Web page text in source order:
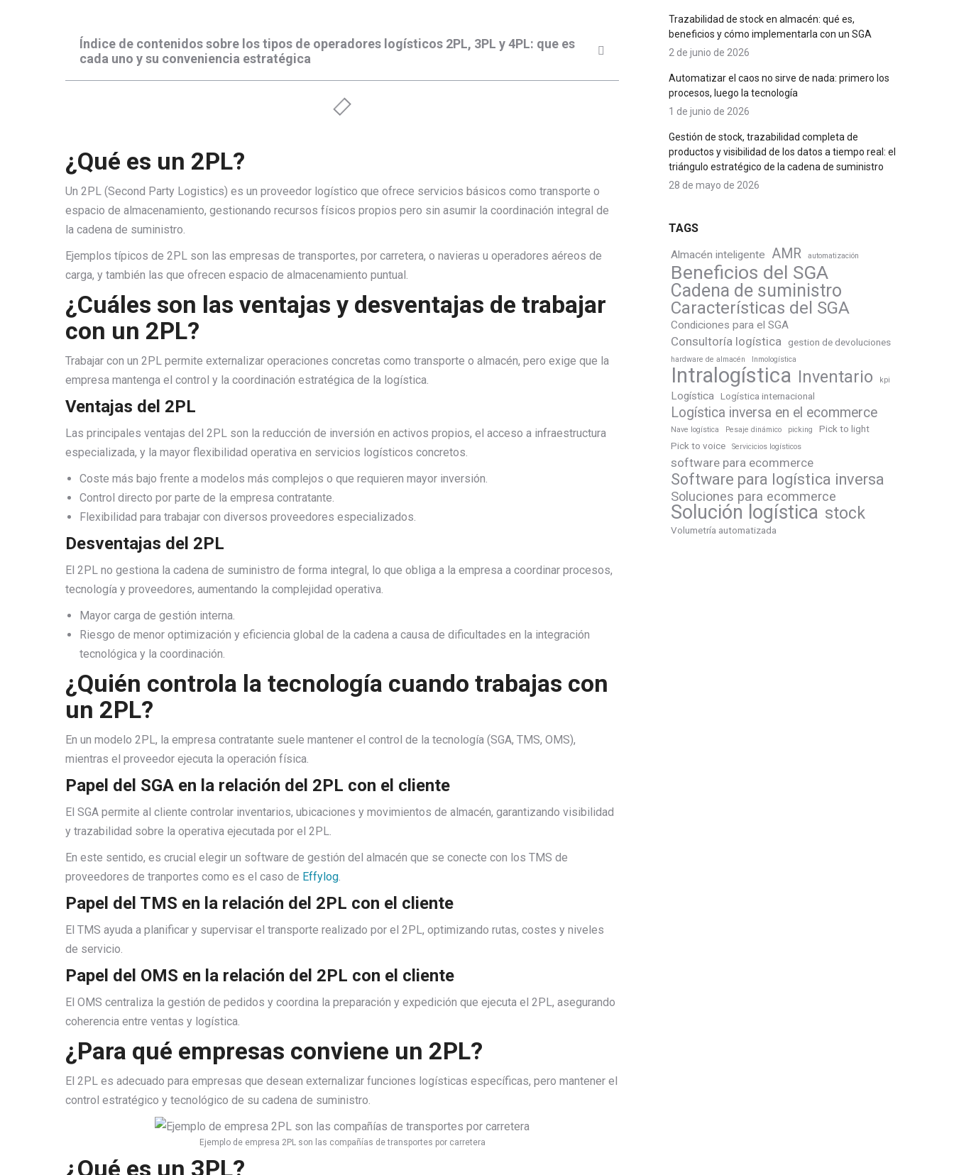
Índice de contenidos sobre los tipos de operadores logísticos 2PL, 3PL y 4PL: que es
cada uno y su conveniencia estratégica
¿Qué es un 2PL?
Un 2PL (Second Party Logistics) es un proveedor logístico que ofrece servicios básicos como transporte o
espacio de almacenamiento, gestionando recursos físicos propios pero sin asumir la coordinación integral de
la cadena de suministro.
Ejemplos típicos de 2PL son las empresas de transportes, por carretera, o navieras u operadores aéreos de
carga, y también las que ofrecen espacio de almacenamiento puntual.
¿Cuáles son las ventajas y desventajas de trabajar
con un 2PL?
Trabajar con un 2PL permite externalizar operaciones concretas como transporte o almacén, pero exige que la
empresa mantenga el control y la coordinación estratégica de la logística.
Ventajas del 2PL
Las principales ventajas del 2PL son la reducción de inversión en activos propios, el acceso a infraestructura
especializada, y la mayor flexibilidad operativa en servicios logísticos concretos.
Coste más bajo frente a modelos más complejos o que requieren mayor inversión.
Control directo por parte de la empresa contratante.
Flexibilidad para trabajar con diversos proveedores especializados.
Desventajas del 2PL
El 2PL no gestiona la cadena de suministro de forma integral, lo que obliga a la empresa a coordinar procesos,
tecnología y proveedores, aumentando la complejidad operativa.
Mayor carga de gestión interna.
Riesgo de menor optimización y eficiencia global de la cadena a causa de dificultades en la integración
tecnológica y la coordinación.
¿Quién controla la tecnología cuando trabajas con
un 2PL?
En un modelo 2PL, la empresa contratante suele mantener el control de la tecnología (SGA, TMS, OMS),
mientras el proveedor ejecuta la operación física.
Papel del SGA en la relación del 2PL con el cliente
El SGA permite al cliente controlar inventarios, ubicaciones y movimientos de almacén, garantizando visibilidad
y trazabilidad sobre la operativa ejecutada por el 2PL.
En este sentido, es crucial elegir un software de gestión del almacén que se conecte con los TMS de
proveedores de tranportes como es el caso de Effylog.
Papel del TMS en la relación del 2PL con el cliente
El TMS ayuda a planificar y supervisar el transporte realizado por el 2PL, optimizando rutas, costes y niveles
de servicio.
Papel del OMS en la relación del 2PL con el cliente
El OMS centraliza la gestión de pedidos y coordina la preparación y expedición que ejecuta el 2PL, asegurando
coherencia entre ventas y logística.
¿Para qué empresas conviene un 2PL?
El 2PL es adecuado para empresas que desean externalizar funciones logísticas específicas, pero mantener el
control estratégico y tecnológico de su cadena de suministro.
Ejemplo de empresa 2PL son las compañías de transportes por carretera
¿Qué es un 3PL?
Trazabilidad de stock en almacén: qué es,
beneficios y cómo implementarla con un SGA
2 de junio de 2026
Automatizar el caos no sirve de nada: primero los
procesos, luego la tecnología
1 de junio de 2026
Gestión de stock, trazabilidad completa de
productos y visibilidad de los datos a tiempo real: el
triángulo estratégico de la cadena de suministro
28 de mayo de 2026
TAGS
Almacén inteligente AMR automatización
Beneficios del SGA
Cadena de suministro
Características del SGA
Condiciones para el SGA
Consultoría logística gestion de devoluciones
hardware de almacén Inmologística
Intralogística Inventario kpi
Logística Logística internacional
Logística inversa en el ecommerce
Nave logística Pesaje dinámico picking
Pick to light
Pick to voice
Servicicios logísticos
software para ecommerce
Software para logística inversa
Soluciones para ecommerce
Solución logística stock
Volumetría automatizada